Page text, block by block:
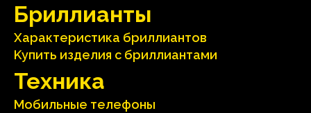
Бриллианты
Характеристика бриллиантoв
Kупить изделия c бриллиантами
Техника
Мобильные телефоны